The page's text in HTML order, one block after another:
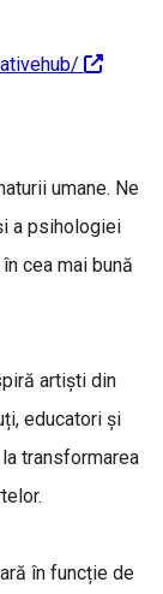
umane. Ne
a psihologiei
cea mai bună
artiști din
educatori și
transformarea
în funcție de